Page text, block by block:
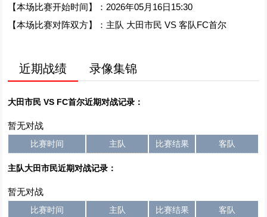
【本场比赛开始时间】：2026年05月16日15:30
【本场比赛对阵双方】：主队 大田市民 VS 客队FC首尔
近期战绩 录像集锦
大田市民 VS FC首尔近期对战记录：
暂无对战
比赛时间 主队 比赛结果 客队
主队大田市民近期对战记录：
暂无对战
比赛时间 主队 比赛结果 客队